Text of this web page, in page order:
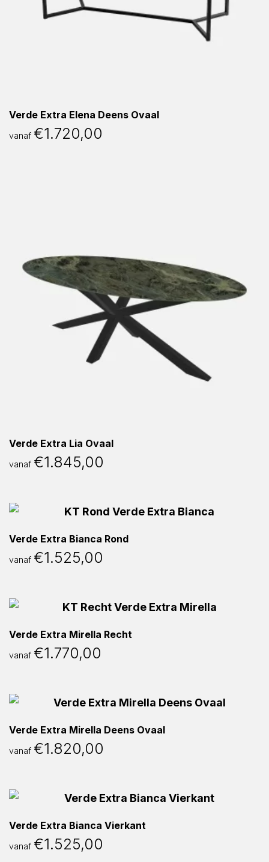
Verde Extra Elena Deens Ovaal
vanaf €1.720,00
Verde Extra Lia Ovaal
vanaf €1.845,00
Verde Extra Bianca Rond
vanaf €1.525,00
Verde Extra Mirella Recht
vanaf €1.770,00
Verde Extra Mirella Deens Ovaal
vanaf €1.820,00
Verde Extra Bianca Vierkant
vanaf €1.525,00